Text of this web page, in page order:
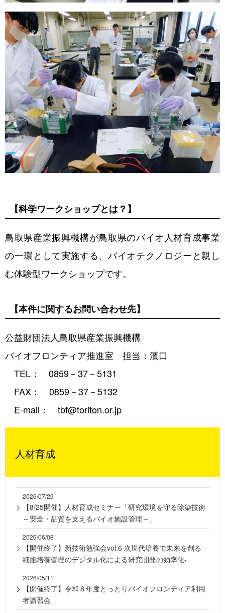
【科学ワークショップとは？】
鳥取県産業振興機構が鳥取県のバイオ人材育成事業
の一環として実施する、バイオテクノロジーと親し
む体験型ワークショップです。
【本件に関するお問い合わせ先】
公益財団法人鳥取県産業振興機構
バイオフロンティア推進室 担当：濱口
TEL： 0859－37－5131
FAX： 0859－37－5132
E-mail： tbf@toriton.or.jp
人材育成
2026/07/29
【8/25開催】人材育成セミナー「研究環境を守る除染技術
～安全・品質を支えるバイオ施設管理～」
2026/06/08
【開催終了】新技術勉強会vol.6 次世代培養で未来を創る -
細胞培養管理のデジタル化による研究開発の効率化-
2026/05/11
【開催終了】令和８年度とっとりバイオフロンティア利用
者講習会